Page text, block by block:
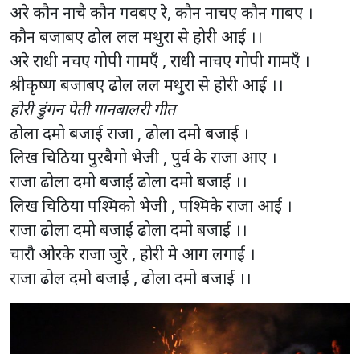
अरे कौन नाचै कौन गवबए रे, कौन नाचए कौन गाबए ।
कौन बजाबए ढोल लल मथुरा से होरी आई ।।
अरे राधी नचए गोपी गामएँ , राधी नाचए गोपी गामएँ ।
श्रीकृष्ण बजाबए ढोल लल मथुरा से होरी आई ।।
होरी डुंगन पेती गानबालरी गीत
ढोला दमो बजाई राजा , ढोला दमो बजाई ।
लिख चिठिया पुरबैगो भेजी , पुर्व के राजा आए ।
राजा ढोला दमो बजाई ढोला दमो बजाई ।।
लिख चिठिया पश्मिको भेजी , पश्मिके राजा आई ।
राजा ढोला दमो बजाई ढोला दमो बजाई ।।
चारौ ओरके राजा जुरे , होरी मे आग लगाई ।
राजा ढोल दमो बजाई , ढोला दमो बजाई ।।